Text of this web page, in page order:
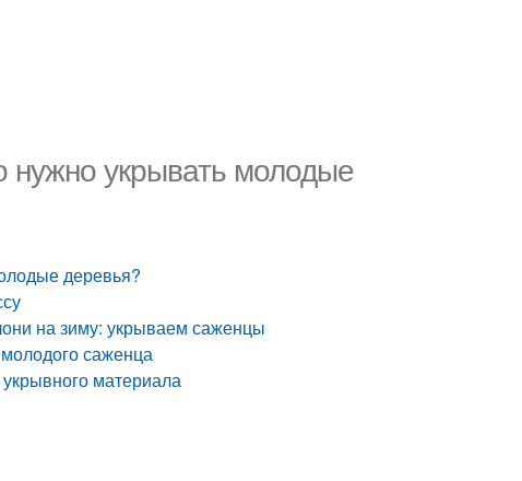
нужно укрывать молодые
деревья?
на зиму: укрываем саженцы
саженца
материала